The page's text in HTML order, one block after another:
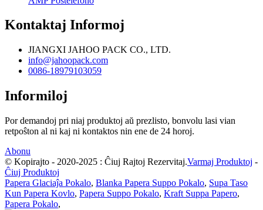
Kontaktaj Informoj
JIANGXI JAHOO PACK CO., LTD.
info@jahoopack.com
0086-18979103059
Informiloj
Por demandoj pri niaj produktoj aŭ prezlisto, bonvolu lasi vian
retpoŝton al ni kaj ni kontaktos nin ene de 24 horoj.
Abonu
© Kopirajto - 2020-2025 : Ĉiuj Rajtoj Rezervitaj.Varmaj Produktoj -
Ĉiuj Produktoj
Papera Glaciaĵa Pokalo, Blanka Papera Suppo Pokalo, Supa Taso
Kun Papera Kovlo, Papera Suppo Pokalo, Kraft Suppa Papero,
Papera Pokalo,